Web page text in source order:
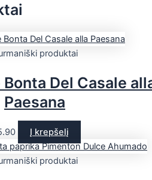
produktai
Del Casale
Paesana
Į krepšelį
produktai